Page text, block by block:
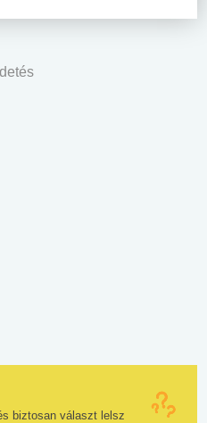
biztosan választ lelsz